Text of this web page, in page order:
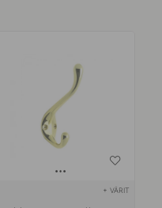
+ VÄRIT